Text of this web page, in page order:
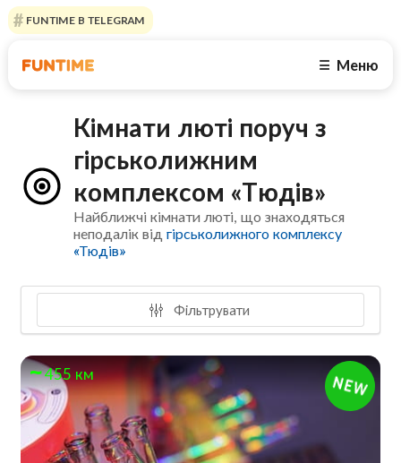
FUNTIME В TELEGRAM
☰ Меню
Кімнати люті поруч з
гірськолижним
комплексом «Тюдів»
Найближчі кімнати люті, що знаходяться
неподалік відгірськолижного комплексу
«Тюдів»
Фільтрувати
455 км